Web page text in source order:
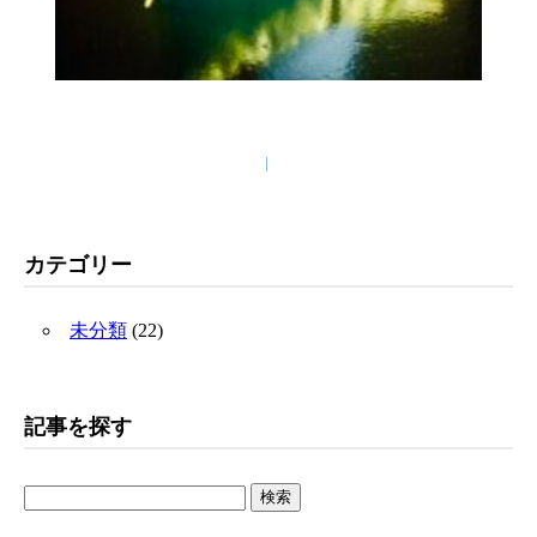
カテゴリー
未分類 (22)
記事を探す
検
索: